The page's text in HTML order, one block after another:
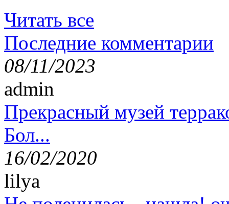
Читать все
Последние комментарии
08/11/2023
admin
Прекрасный музей
Бол...
16/02/2020
lilya